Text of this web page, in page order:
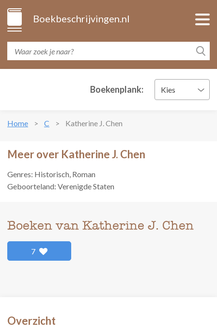
Boekbeschrijvingen.nl
Boekenplank: Kies
Home C Katherine J. Chen
Meer over Katherine J. Chen
Genres: Historisch, Roman
Geboorteland: Verenigde Staten
Boeken van Katherine J. Chen
7
Overzicht